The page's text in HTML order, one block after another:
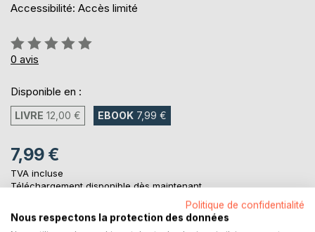
Accessibilité: Accès limité
Évaluation:
0%
0 avis
Disponible en :
LIVRE 12,00 € EBOOK 7,99 €
7,99 €
TVA incluse
Téléchargement disponible dès maintenant
Politique de confidentialité
Nous respectons la protection des données